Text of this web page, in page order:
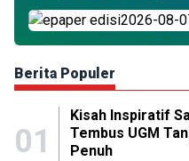
Berita Populer
01
Kisah Inspiratif
Tembus UGM
Penuh